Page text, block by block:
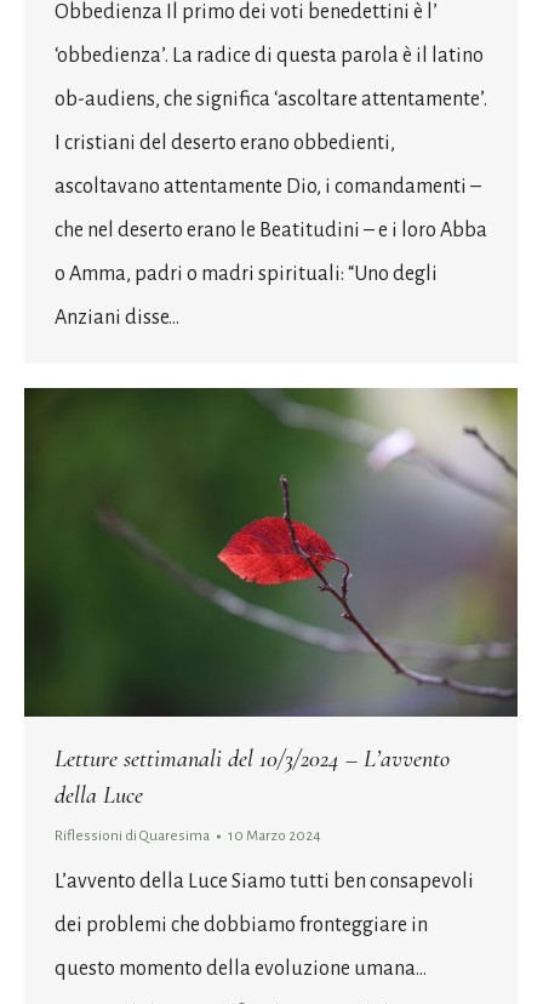
Obbedienza Il primo dei voti benedettini è l’
‘obbedienza’. La radice di questa parola è il latino
ob-audiens, che significa ‘ascoltare attentamente’.
I cristiani del deserto erano obbedienti,
ascoltavano attentamente Dio, i comandamenti –
che nel deserto erano le Beatitudini – e i loro Abba
o Amma, padri o madri spirituali: “Uno degli
Anziani disse…
Letture settimanali del 10/3/2024 – L’avvento
della Luce
Riflessioni di Quaresima 10 Marzo 2024
L’avvento della Luce Siamo tutti ben consapevoli
dei problemi che dobbiamo fronteggiare in
questo momento della evoluzione umana…